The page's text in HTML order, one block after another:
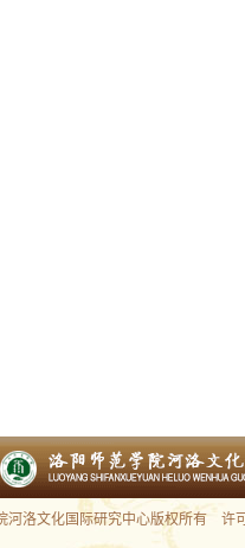
河洛文化国际研究中心版权所有 许